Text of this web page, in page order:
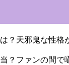
？天邪鬼な性格
？ファンの間で